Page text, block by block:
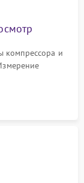
компрессора и
термостата и
дисплея.